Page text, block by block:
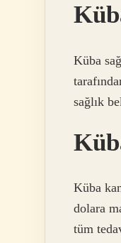
Küba
sağlık
Küba
dolara
tüm